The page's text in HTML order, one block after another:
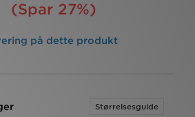
(Spar 27%)
på dette produkt
Størrelsesguide